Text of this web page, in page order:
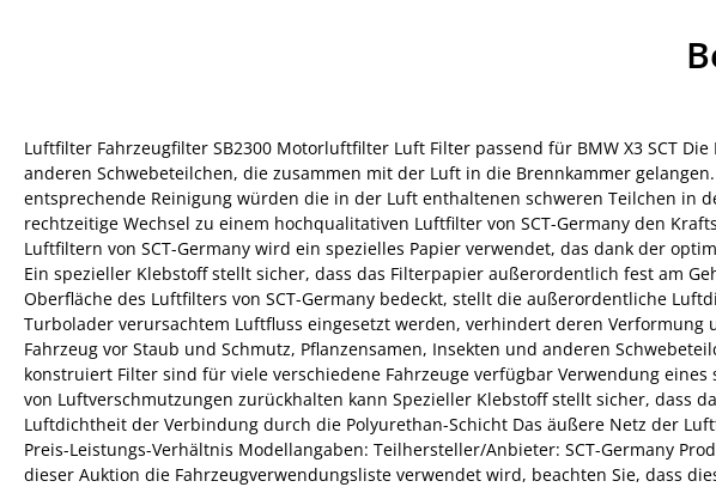
Luftfilter Fahrzeugfilter SB2300 Motorluftfilter Luft Filter passend für BMW X3 SCT
anderen Schwebeteilchen, die zusammen mit der Luft in die Brennkammer
entsprechende Reinigung würden die in der Luft enthaltenen schweren Teilchen in
rechtzeitige Wechsel zu einem hochqualitativen Luftfilter von SCT-Germany den
Luftfiltern von SCT-Germany wird ein spezielles Papier verwendet, das dank der
Ein spezieller Klebstoff stellt sicher, dass das Filterpapier außerordentlich fest am
Oberfläche des Luftfilters von SCT-Germany bedeckt, stellt die außerordentliche
Turbolader verursachtem Luftfluss eingesetzt werden, verhindert deren Verformung
Fahrzeug vor Staub und Schmutz, Pflanzensamen, Insekten und anderen
konstruiert Filter sind für viele verschiedene Fahrzeuge verfügbar Verwendung
von Luftverschmutzungen zurückhalten kann Spezieller Klebstoff stellt sicher, dass
Luftdichtheit der Verbindung durch die Polyurethan-Schicht Das äußere Netz der
Preis-Leistungs-Verhältnis Modellangaben: Teilhersteller/Anbieter: SCT-Germany
dieser Auktion die Fahrzeugverwendungsliste verwendet wird, beachten Sie, dass